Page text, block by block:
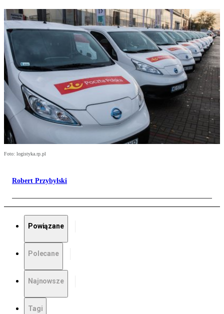
Foto: logistyka.rp.pl
Robert Przybylski
Powiązane
Polecane
Najnowsze
Tagi